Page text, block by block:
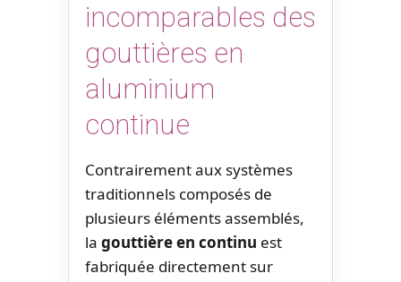
incomparables des
gouttières en
aluminium
continue
Contrairement aux systèmes
traditionnels composés de
plusieurs éléments assemblés,
la gouttière en continu est
fabriquée directement sur